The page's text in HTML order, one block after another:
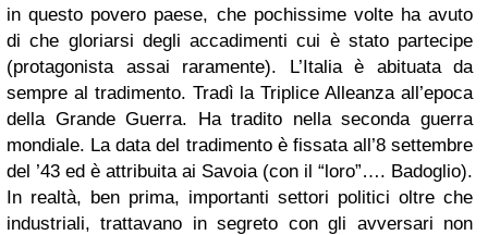
in questo povero paese, che pochissime volte ha avuto
di che gloriarsi degli accadimenti cui è stato partecipe
(protagonista assai raramente). L’Italia è abituata da
sempre al tradimento. Tradì la Triplice Alleanza all’epoca
della Grande Guerra. Ha tradito nella seconda guerra
mondiale. La data del tradimento è fissata all’8 settembre
del ’43 ed è attribuita ai Savoia (con il “loro”…. Badoglio).
In realtà, ben prima, importanti settori politici oltre che
industriali, trattavano in segreto con gli avversari non